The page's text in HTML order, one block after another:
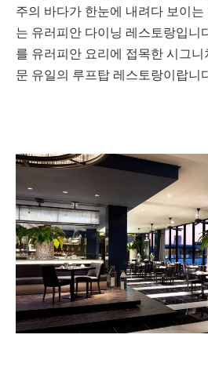
주의 바다가 한눈에 내려다 보이
는 유러피안 다이닝 레스토랑입니
를 유러피안 요리에 접목한 시그
문 유일의 루프탑 레스토랑이랍니